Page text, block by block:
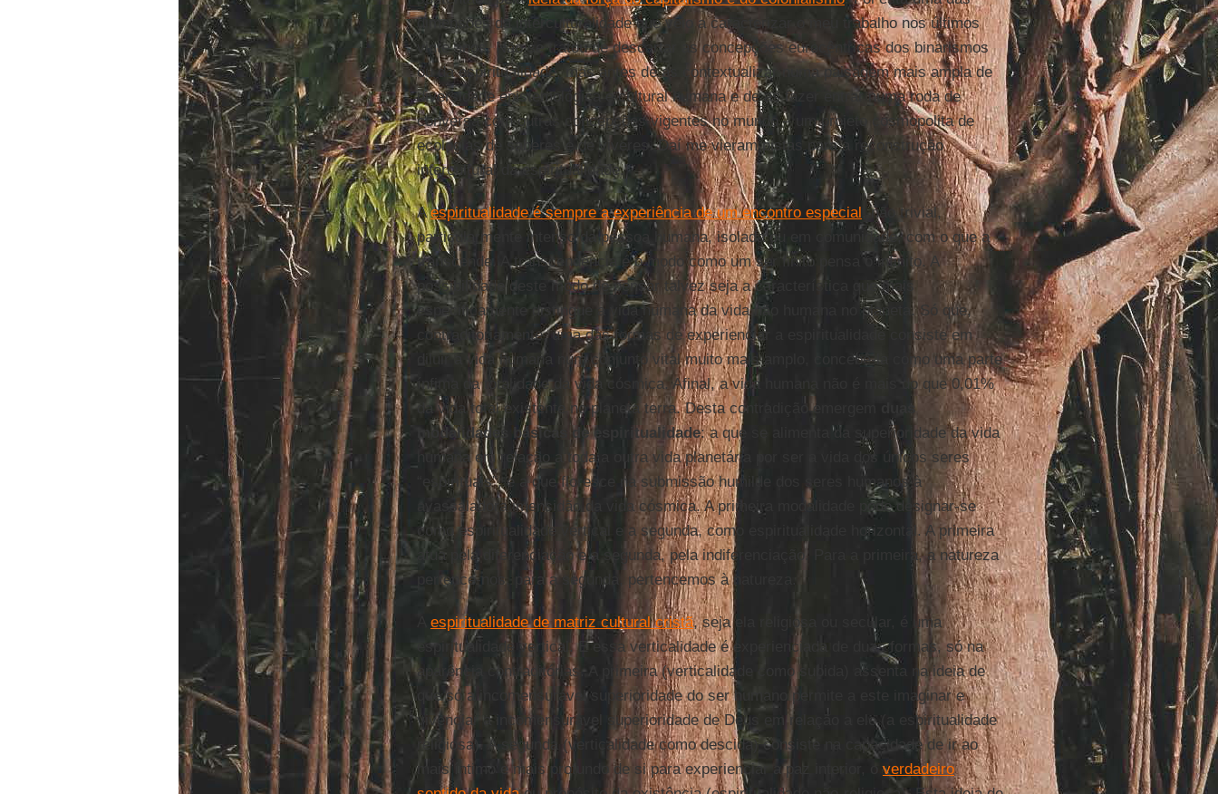
dimensões da interculturalidade que veio a caracterizar o meu trabalho nos últimos
vinte anos. Não se tratou de descartar as concepções eurocêntricas dos binarismos
ou da espiritualidade, mas antes de as contextualizar numa paisagem mais ampla de
diversidade epistemológica e cultural humana e de as fazer entrar numa roda de
conversa com outras concepções vigentes no mundo – um projeto cosmopolita de
ecologias de saberes e de viveres. Daí me vieram pistas para a reconstrução
intercultural da espiritualidade.
Aespiritualidade é sempre a experiência de um encontro especial , não trivial,
particularmente intenso da pessoa humana, isolada ou em comunidade, com o que a
transcende. A transcendência é o modo como um ser finito pensa o infinito. A
possibilidade deste modo de pensar talvez seja a característica que mais
especificamente distingue a vida humana da vida não humana no planeta. Só que,
contraditoriamente, uma das formas de experienciar a espiritualidade consiste em
diluir a vida humana num conjunto vital muito mais amplo, concebê-la como uma parte
ínfima da totalidade da vida cósmica. Afinal, a vida humana não é mais do que 0,01%
da vida total existente no planeta terra. Desta contradição emergem
duas
modalidades básicas de espiritualidade: a que se alimenta da superioridade da vida
humana em relação a toda a outra vida planetária por ser a vida dos únicos seres
“espirituais”; e a que floresce na submissão humilde dos seres humanos à
avassaladora imensidão da vida cósmica. A primeira modalidade pode designar-se
como espiritualidade vertical e a segunda, como espiritualidade horizontal. A primeira
atua pela diferenciação e a segunda, pela indiferenciação. Para a primeira, a natureza
pertence-nos, para a segunda, pertencemos à natureza.
espiritualidade de matriz cultural cristã, seja ela religiosa ou secular, é uma
espiritualidade vertical. E essa verticalidade é experienciada de duas formas, só na
aparência contraditórias. A primeira (verticalidade como subida) assenta na ideia de
que só a incomensurável superioridade do ser humano permite a este imaginar e
vivenciar a incomensurável superioridade de Deus em relação a ele (a espiritualidade
religiosa). A segunda (verticalidade como descida) consiste na capacidade de ir ao
mais íntimo e mais profundo de si para experienciar a paz interior, overdadeiro